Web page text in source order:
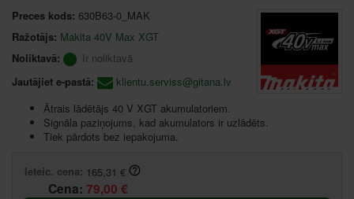
Preces kods: 630B63-0_MAK
Ražotājs: Makita 40V Max XGT
Noliktavā:
Ir noliktavā
Jautājiet e-pastā:
klientu.serviss@gitana.lv
Ātrais lādētājs 40 V XGT akumulatoriem.
Signāla paziņojums, kad akumulators ir uzlādēts.
Tiek pārdots bez iepakojuma.
Ieteic. cena: 165,31 €
Cena: 79,00 €